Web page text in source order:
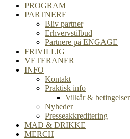
PROGRAM
PARTNERE
Bliv partner
Erhvervstilbud
Partnere på ENGAGE
FRIVILLIG
VETERANER
INFO
Kontakt
Praktisk info
Vilkår & betingelser
Nyheder
Presseakkreditering
MAD & DRIKKE
MERCH